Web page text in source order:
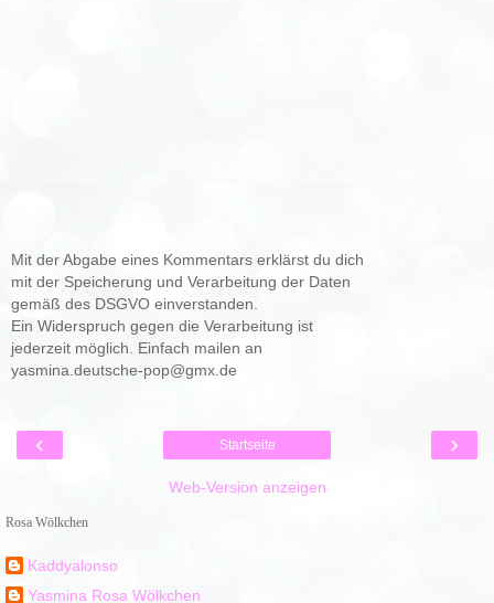
Mit der Abgabe eines Kommentars erklärst du dich
mit der Speicherung und Verarbeitung der Daten
gemäß des DSGVO einverstanden.
Ein Widerspruch gegen die Verarbeitung ist
jederzeit möglich. Einfach mailen an
yasmina.deutsche-pop@gmx.de
‹ ›
Startseite
Web-Version anzeigen
Rosa Wölkchen
Kaddyalonso
Yasmina Rosa Wölkchen